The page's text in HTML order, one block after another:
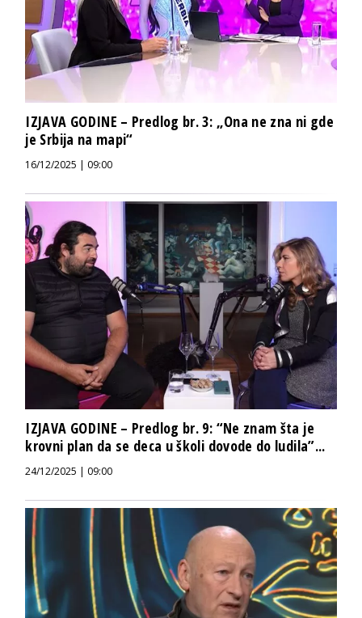
IZJAVA GODINE – Predlog br. 3: „Ona ne zna ni gde
je Srbija na mapi“
16/12/2025 | 09:00
IZJAVA GODINE – Predlog br. 9: “Ne znam šta je
krovni plan da se deca u školi dovode do ludila”...
24/12/2025 | 09:00